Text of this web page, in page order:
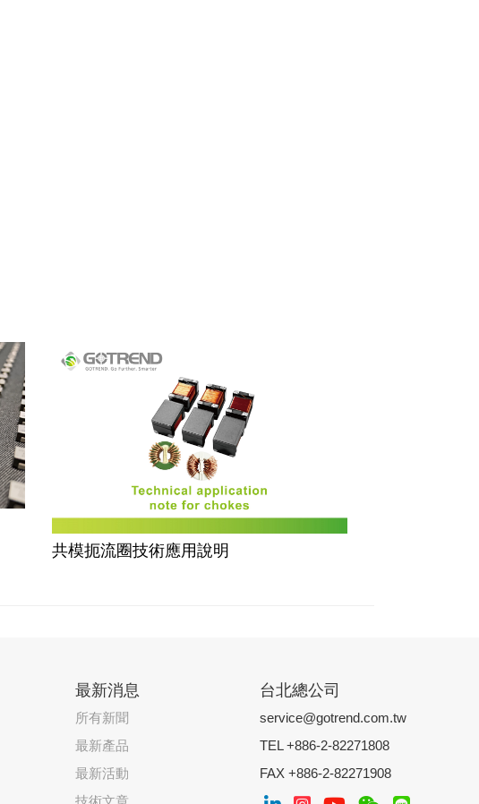
共模扼流圈技術應用說明
最新消息
所有新聞
最新產品
最新活動
台北總公司
service@gotrend.com.tw
TEL +886-2-82271808
FAX +886-2-82271908